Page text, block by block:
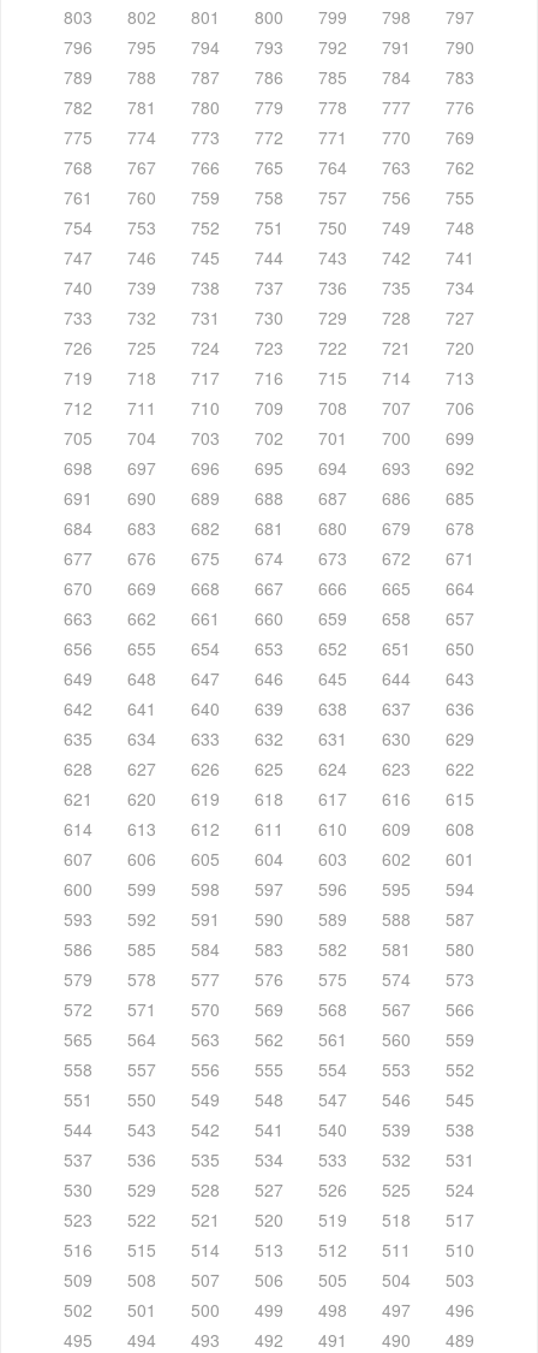
803 802 801 800 799 798
797
796
795 794 793 792 791
790
789
788 787 786 785 784
783
782
781 780 779 778 777
776
775
774 773 772 771 770
769
768
767 766 765 764 763
762
761
760 759 758 757 756
755
754
753 752 751 750 749
748
747
746 745 744 743 742
741
740
739 738 737 736 735
734
733
732 731 730 729 728
727
726
725 724 723 722 721
720
719
718 717 716 715 714
713
712
711 710 709 708 707
706
705
704 703 702 701 700
699
698
697 696 695 694 693
692
691
690 689 688 687 686
685
684
683 682 681 680 679
678
677
676 675 674 673 672
671
670
669 668 667 666 665
664
663
662 661 660 659 658
657
656
655 654 653 652 651
650
649
648 647 646 645 644
643
642
641 640 639 638 637
636
635
634 633 632 631 630
629
628
627 626 625 624 623
622
621
620 619 618 617 616
615
614
613 612 611 610 609
608
607
606 605 604 603 602
601
600
599 598 597 596 595
594
593
592 591 590 589 588
587
586
585 584 583 582 581
580
579
578 577 576 575 574
573
572
571 570 569 568 567
566
565
564 563 562 561 560
559
558
557 556 555 554 553
552
551
550 549 548 547 546
545
544
543 542 541 540 539
538
537
536 535 534 533 532
531
530
529 528 527 526 525
524
523
522 521 520 519 518
517
516
515 514 513 512 511
510
509
508 507 506 505 504
503
502
501 500 499 498 497
496
495
494 493 492 491 490
489